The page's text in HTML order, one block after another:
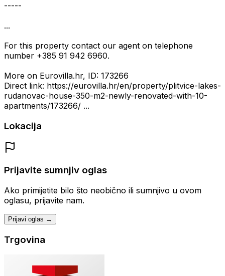
-----
...
For this property contact our agent on telephone
number +385 91 942 6960.
More on Eurovilla.hr, ID: 173266
Direct link: https://eurovilla.hr/en/property/plitvice-lakes-
rudanovac-house-350-m2-newly-renovated-with-10-
apartments/173266/ ...
Lokacija
Prijavite sumnjiv oglas
Ako primijetite bilo što neobično ili sumnjivo u ovom
oglasu, prijavite nam.
Prijavi oglas →
Trgovina